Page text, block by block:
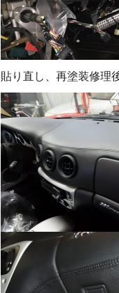
貼り直し、再塗装修理